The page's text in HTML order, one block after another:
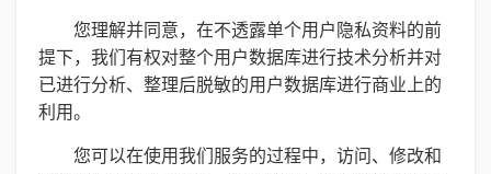
您理解并同意，在不透露单个用户隐私资料的前
提下，我们有权对整个用户数据库进行技术分析并对
已进行分析、整理后脱敏的用户数据库进行商业上的
利用。
您可以在使用我们服务的过程中，访问、修改和